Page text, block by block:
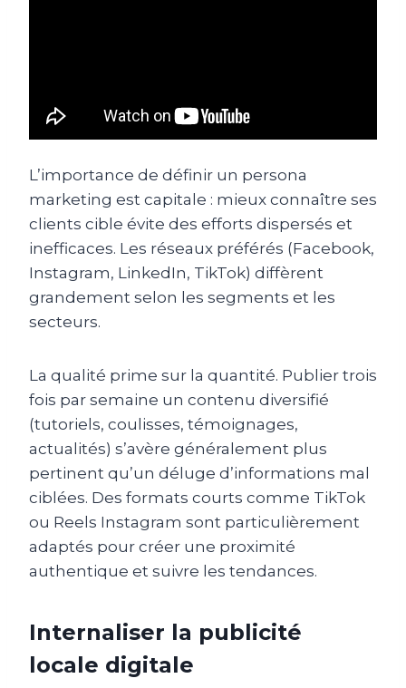
L’importance de définir un persona
marketing est capitale : mieux connaître ses
clients cible évite des efforts dispersés et
inefficaces. Les réseaux préférés (Facebook,
Instagram, LinkedIn, TikTok) diffèrent
grandement selon les segments et les
secteurs.
La qualité prime sur la quantité. Publier trois
fois par semaine un contenu diversifié
(tutoriels, coulisses, témoignages,
actualités) s’avère généralement plus
pertinent qu’un déluge d’informations mal
ciblées. Des formats courts comme TikTok
ou Reels Instagram sont particulièrement
adaptés pour créer une proximité
authentique et suivre les tendances.
Internaliser la publicité
locale digitale